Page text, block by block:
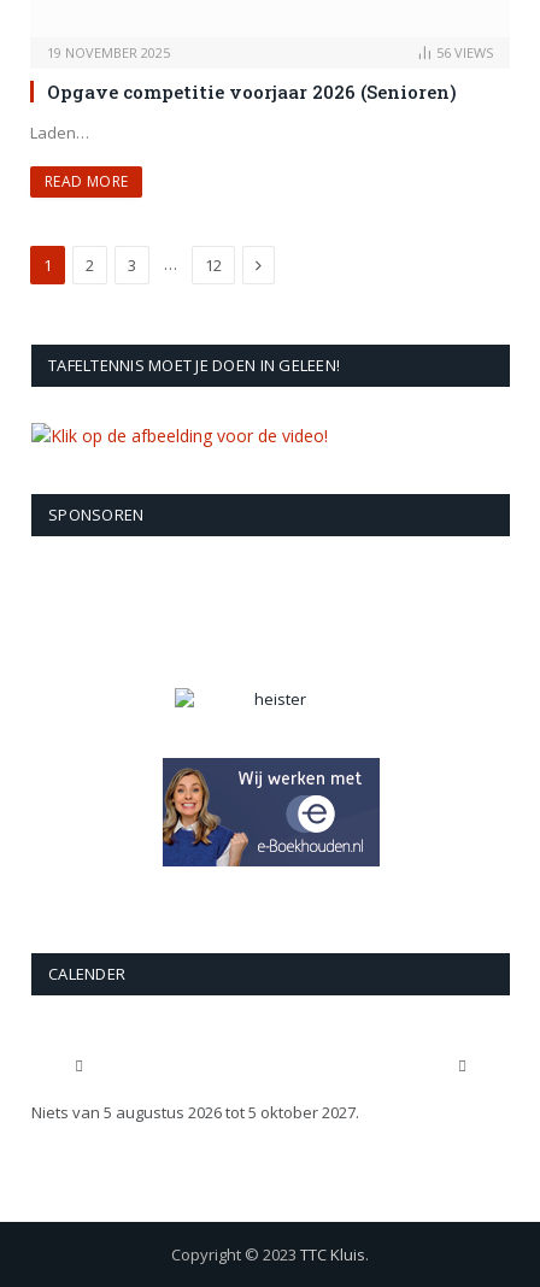
19 NOVEMBER 2025 56 VIEWS
Opgave competitie voorjaar 2026 (Senioren)
Laden…
READ MORE
1 2 3 … 12 Next
TAFELTENNIS MOET JE DOEN IN GELEEN!
SPONSOREN
CALENDER
Niets van 5 augustus 2026 tot 5 oktober 2027.
Copyright © 2023 TTC Kluis.